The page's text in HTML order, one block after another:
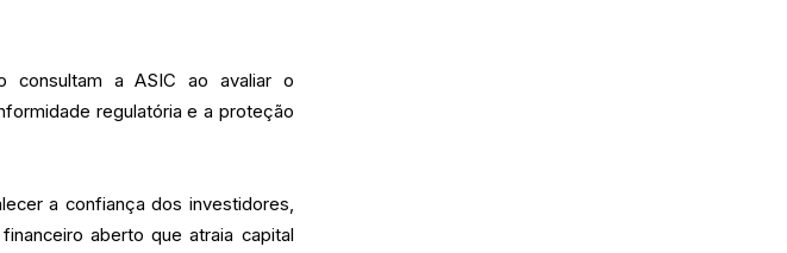
consultam a ASIC ao avaliar o
regulatória e a proteção
a confiança dos investidores,
aberto que atraia capital